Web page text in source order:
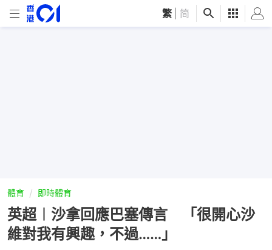
繁 简
體育 即時體育
英超︱沙拿回應巴塞傳言 「很開心沙
維對我有興趣，不過……」